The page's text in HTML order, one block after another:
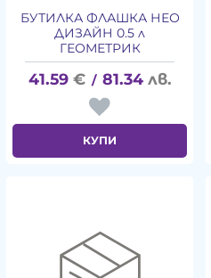
БУТИЛКА ФЛАШКА НЕО
ДИЗАЙН 0.5 л
ГЕОМЕТРИК
41.59 € / 81.34 лв.
КУПИ